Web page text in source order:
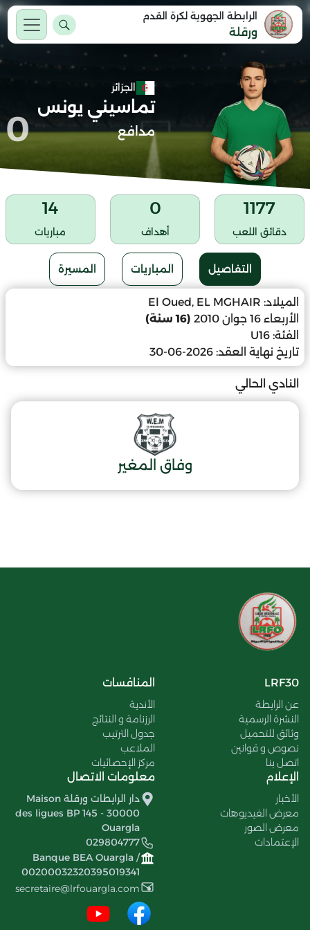
الرابطة الجهوية لكرة القدم
ورقلة
الجزائر
تماسيني يونس
مدافع 0
1177
دقائق اللعب
0
أهداف
14
مباريات
التفاصيل المباريات المسيرة
الميلاد: El Oued, EL MGHAIR
الأربعاء 16 جوان 2010
(16 سنة)
الفئة: U16
تاريخ نهاية العقد: 2026-06-30
النادي الحالي
وفاق المغير
LRF30
عن الرابطة
النشرة الرسمية
وثائق للتحميل
نصوص و قوانين
اتصل بنا
المنافسات
الأندية
الرزنامة و النتائج
جدول الترتيب
الملاعب
مركز الإحصائيات
الإعلام
الأخبار
معرض الفيديوهات
معرض الصور
الإعتمادات
معلومات الاتصال
دار الرابطات ورقلة Maison
des ligues BP 145 - 30000
Ouargla
029804777
Banque BEA Ouargla /
00200032320395019341
secretaire@lrfouargla.com